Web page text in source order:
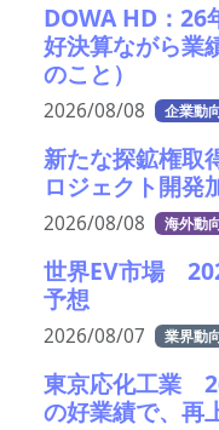
DOWA HD：26
好決算ながら業
のこと）
2026/08/08 企業動
新たな探鉱権取
ロジェクト開
2026/08/08 海外動
世界EV市場
予想
2026/08/07 業界動
東京応化工業
の好業績で、再